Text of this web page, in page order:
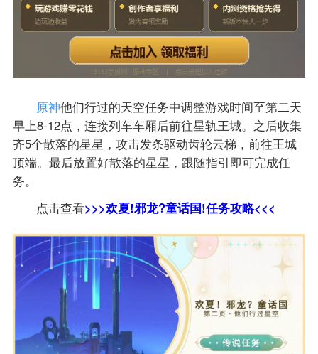
原神他们行过的天空任务中调整游戏时间至第二天
早上8-12点，连接列车车厢后前往星轨王城。之后收集
齐5个散落的星星，攻击发条驱动齿轮云梯，前往王城
顶端。最后放置好散落的星星，跟随指引即可完成任
务。
点击查看>>>欢夏!邪龙?童话国!任务攻略<<<